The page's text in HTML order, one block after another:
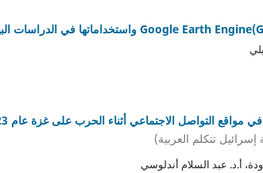
مواقع التواصل الاجتماعي أثناء الحرب على غزة عام 2023-2024م
تتكلم العربية)
أ.د. عبد السلام أندلوسي